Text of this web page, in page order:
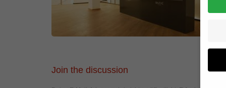
Join the discussion